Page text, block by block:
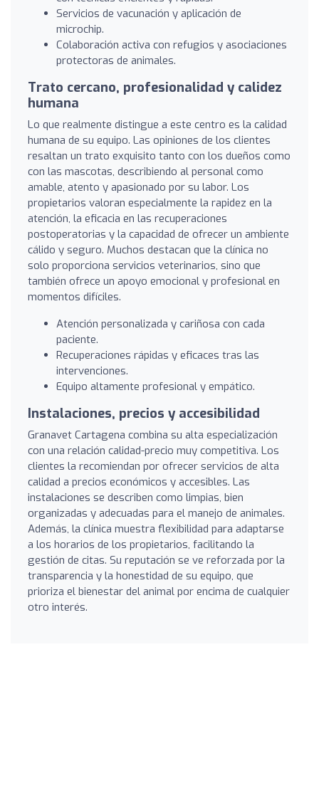
Servicios de vacunación y aplicación de
microchip.
Colaboración activa con refugios y asociaciones
protectoras de animales.
Trato cercano, profesionalidad y calidez
humana
Lo que realmente distingue a este centro es la calidad
humana de su equipo. Las opiniones de los clientes
resaltan un trato exquisito tanto con los dueños como
con las mascotas, describiendo al personal como
amable, atento y apasionado por su labor. Los
propietarios valoran especialmente la rapidez en la
atención, la eficacia en las recuperaciones
postoperatorias y la capacidad de ofrecer un ambiente
cálido y seguro. Muchos destacan que la clínica no
solo proporciona servicios veterinarios, sino que
también ofrece un apoyo emocional y profesional en
momentos difíciles.
Atención personalizada y cariñosa con cada
paciente.
Recuperaciones rápidas y eficaces tras las
intervenciones.
Equipo altamente profesional y empático.
Instalaciones, precios y accesibilidad
Granavet Cartagena combina su alta especialización
con una relación calidad-precio muy competitiva. Los
clientes la recomiendan por ofrecer servicios de alta
calidad a precios económicos y accesibles. Las
instalaciones se describen como limpias, bien
organizadas y adecuadas para el manejo de animales.
Además, la clínica muestra flexibilidad para adaptarse
a los horarios de los propietarios, facilitando la
gestión de citas. Su reputación se ve reforzada por la
transparencia y la honestidad de su equipo, que
prioriza el bienestar del animal por encima de cualquier
otro interés.